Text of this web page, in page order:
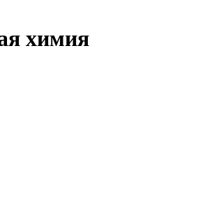
химия